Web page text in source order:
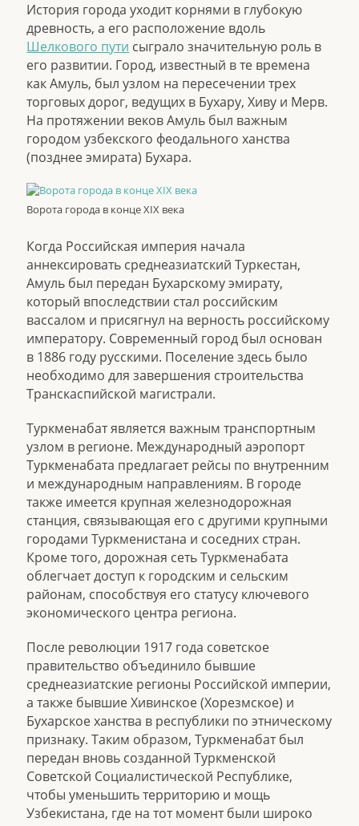
История города уходит корнями в глубокую
древность, а его расположение вдоль
Шелкового пути сыграло значительную роль в
его развитии. Город, известный в те времена
как Амуль, был узлом на пересечении трех
торговых дорог, ведущих в Бухару, Хиву и Мерв.
На протяжении веков Амуль был важным
городом узбекского феодального ханства
(позднее эмирата) Бухара.
Ворота города в конце XIX века
Когда Российская империя начала
аннексировать среднеазиатский Туркестан,
Амуль был передан Бухарскому эмирату,
который впоследствии стал российским
вассалом и присягнул на верность российскому
императору. Современный город был основан
в 1886 году русскими. Поселение здесь было
необходимо для завершения строительства
Транскаспийской магистрали.
Туркменабат является важным транспортным
узлом в регионе. Международный аэропорт
Туркменабата предлагает рейсы по внутренним
и международным направлениям. В городе
также имеется крупная железнодорожная
станция, связывающая его с другими крупными
городами Туркменистана и соседних стран.
Кроме того, дорожная сеть Туркменабата
облегчает доступ к городским и сельским
районам, способствуя его статусу ключевого
экономического центра региона.
После революции 1917 года советское
правительство объединило бывшие
среднеазиатские регионы Российской империи,
а также бывшие Хивинское (Хорезмское) и
Бухарское ханства в республики по этническому
признаку. Таким образом, Туркменабат был
передан вновь созданной Туркменской
Советской Социалистической Республике,
чтобы уменьшить территорию и мощь
Узбекистана, где на тот момент были широко